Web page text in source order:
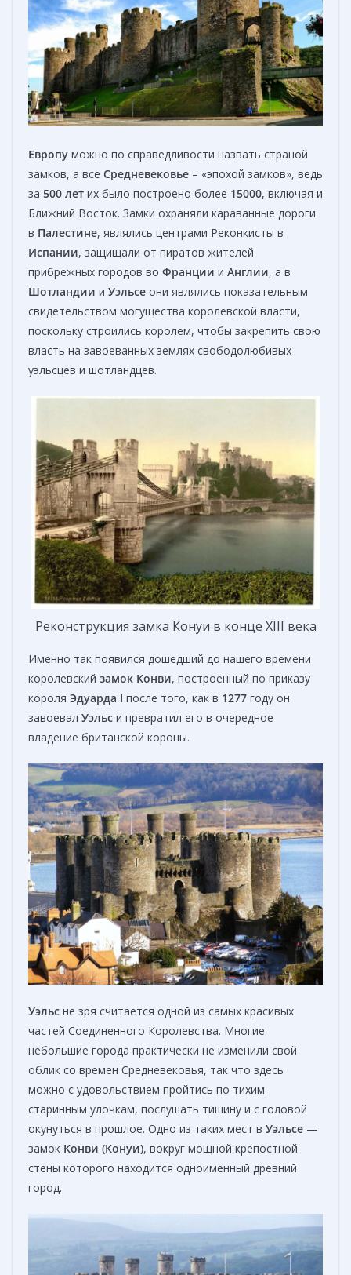
Европу можно по справедливости назвать страной
замков, а все Средневековье – «эпохой замков», ведь
за 500 лет их было построено более 15000, включая и
Ближний Восток. Замки охраняли караванные дороги
в Палестине, являлись центрами Реконкисты в
Испании, защищали от пиратов жителей
прибрежных городов во Франции и Англии, а в
Шотландии и Уэльсе они являлись показательным
свидетельством могущества королевской власти,
поскольку строились королем, чтобы закрепить свою
власть на завоеванных землях свободолюбивых
уэльсцев и шотландцев.
Реконструкция замка Конуи в конце XIII века
Именно так появился дошедший до нашего времени
королевский замок Конви, построенный по приказу
короля Эдуарда I после того, как в 1277 году он
завоевал Уэльс и превратил его в очередное
владение британской короны.
Уэльс не зря считается одной из самых красивых
частей Соединенного Королевства. Многие
небольшие города практически не изменили свой
облик со времен Средневековья, так что здесь
можно с удовольствием пройтись по тихим
старинным улочкам, послушать тишину и с головой
окунуться в прошлое. Одно из таких мест в Уэльсе —
замок Конви (Конуи), вокруг мощной крепостной
стены которого находится одноименный древний
город.